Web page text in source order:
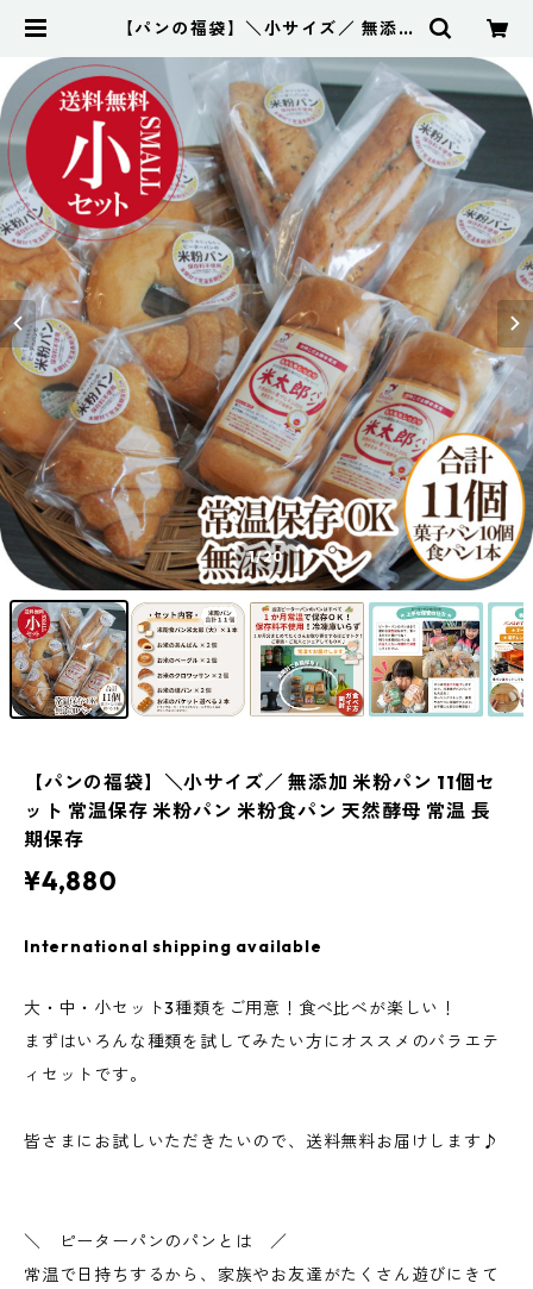
【パンの福袋】＼小サイズ／ 無添加
パン 米粉食パン 天然酵母 常温 長期
保存 | もっちり米粉と国産小麦のパ
ン工房ピーターパン
1/20
【パンの福袋】＼小サイズ／ 無添加 米粉パン 11個セ
ット 常温保存 米粉パン 米粉食パン 天然酵母 常温 長
期保存
¥4,880
International shipping available
大・中・小セット3種類をご用意！食べ比べが楽しい！
まずはいろんな種類を試してみたい方にオススメのバラエテ
ィセットです。
皆さまにお試しいただきたいので、送料無料お届けします♪
＼ ピーターパンのパンとは ／
常温で日持ちするから、家族やお友達がたくさん遊びにきて